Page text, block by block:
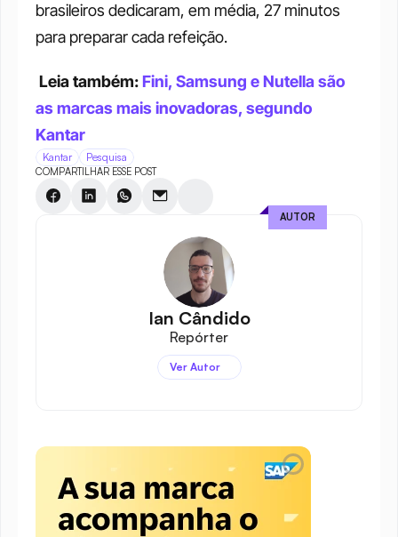
brasileiros dedicaram, em média, 27 minutos
para preparar cada refeição.
Leia também: Fini, Samsung e Nutella são
as marcas mais inovadoras, segundo
Kantar
Kantar Pesquisa
COMPARTILHAR ESSE POST
Ian Cândido
Repórter
Ver Autor
AUTOR